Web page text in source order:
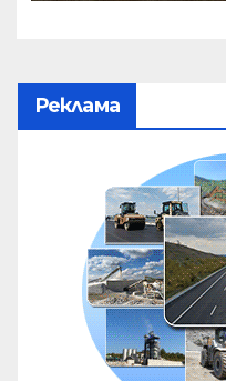
Реклама